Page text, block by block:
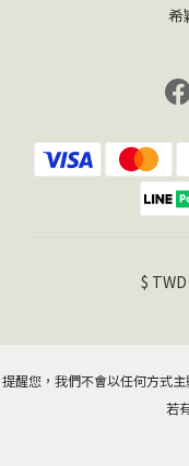
希
$ TWD
提醒您，我們不會以任何方式
若